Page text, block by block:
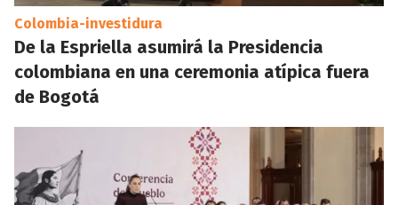
Colombia-investidura
De la Espriella asumirá la Presidencia
colombiana en una ceremonia atípica fuera
de Bogotá